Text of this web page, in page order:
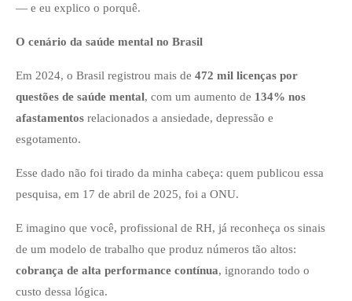
— e eu explico o porquê.
O cenário da saúde mental no Brasil
Em 2024, o Brasil registrou mais de 472 mil licenças por
questões de saúde mental, com um aumento de 134% nos
afastamentos relacionados a ansiedade, depressão e
esgotamento.
Esse dado não foi tirado da minha cabeça: quem publicou essa
pesquisa, em 17 de abril de 2025, foi a ONU.
E imagino que você, profissional de RH, já reconheça os sinais
de um modelo de trabalho que produz números tão altos:
cobrança de alta performance contínua, ignorando todo o
custo dessa lógica.